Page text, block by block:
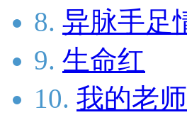
8. 异脉手足
9. 生命红
10. 我的老